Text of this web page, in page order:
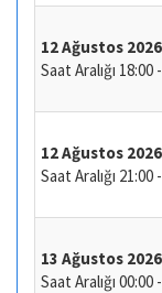
12 Ağustos
Saat Aralığı 18:00
12 Ağustos
Saat Aralığı 21:00
13 Ağustos
Saat Aralığı 00:00